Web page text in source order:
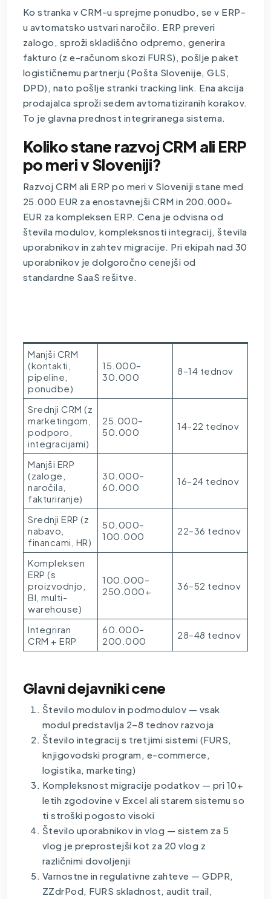
Ko stranka v CRM-u sprejme ponudbo, se v ERP-
u avtomatsko ustvari naročilo. ERP preveri
zalogo, sproži skladiščno odpremo, generira
fakturo (z e-računom skozi FURS), pošlje paket
logističnemu partnerju (Pošta Slovenije, GLS,
DPD), nato pošlje stranki tracking link. Ena akcija
prodajalca sproži sedem avtomatiziranih korakov.
To je glavna prednost integriranega sistema.
Koliko stane razvoj CRM ali ERP
po meri v Sloveniji?
Razvoj CRM ali ERP po meri v Sloveniji stane med
25.000 EUR za enostavnejši CRM in 200.000+
EUR za kompleksen ERP. Cena je odvisna od
števila modulov, kompleksnosti integracij, števila
uporabnikov in zahtev migracije. Pri ekipah nad 30
uporabnikov je dolgoročno cenejši od
standardne SaaS rešitve.
Manjši CRM
(kontakti,
pipeline,
ponudbe)
15.000–
30.000
8–14 tednov
Srednji CRM (z
marketingom,
podporo,
integracijami)
25.000–
50.000
14–22 tednov
Manjši ERP
(zaloge,
naročila,
fakturiranje)
30.000–
60.000
16–24 tednov
Srednji ERP (z
nabavo,
financami, HR)
50.000–
100.000
22–36 tednov
Kompleksen
ERP (s
proizvodnjo,
BI, multi-
warehouse)
100.000–
250.000+
36–52 tednov
Integriran
CRM + ERP
60.000–
200.000
28–48 tednov
Glavni dejavniki cene
Število modulov in podmodulov — vsak
modul predstavlja 2–8 tednov razvoja
Število integracij s tretjimi sistemi (FURS,
knjigovodski program, e-commerce,
logistika, marketing)
Kompleksnost migracije podatkov — pri 10+
letih zgodovine v Excel ali starem sistemu so
ti stroški pogosto visoki
Število uporabnikov in vlog — sistem za 5
vlog je preprostejši kot za 20 vlog z
različnimi dovoljenji
Varnostne in regulativne zahteve — GDPR,
ZZdrPod, FURS skladnost, audit trail,